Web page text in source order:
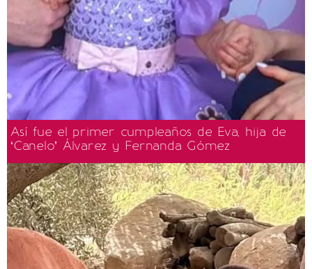
Así fue el primer cumpleaños de Eva, hija de
‘Canelo’ Álvarez y Fernanda Gómez